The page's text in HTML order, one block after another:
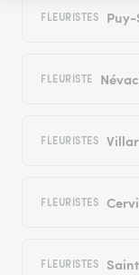
FLEURISTES
FLEURISTE
FLEURISTES
FLEURISTES
FLEURISTES